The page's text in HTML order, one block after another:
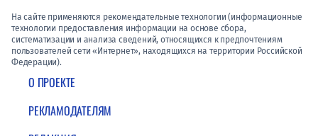
О ПРОЕКТЕ
РЕКЛАМОДАТЕЛЯМ
На сайте применяются рекомендательные технологии (информационные
технологии предоставления информации на основе сбора,
систематизации и анализа сведений, относящихся к предпочтениям
пользователей сети «Интернет», находящихся на территории Российской
Федерации).